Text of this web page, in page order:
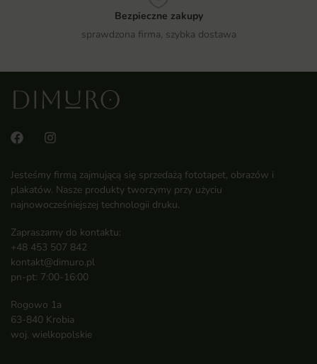
Bezpieczne zakupy
sprawdzona firma, szybka dostawa
Jesteśmy firmą zajmującą się sprzedażą fototapet, obrazów i
plakatów. Nasze produkty tworzymy przy użyciu
najnowocześniejszej technologii druku.
Zapraszamy do kontaktu:
+48 453 507 842
kontakt@dimuro.pl
pn-pt: 7:00-16:00
Rogowo 1a
63-840 Krobia
woj. wielkopolskie